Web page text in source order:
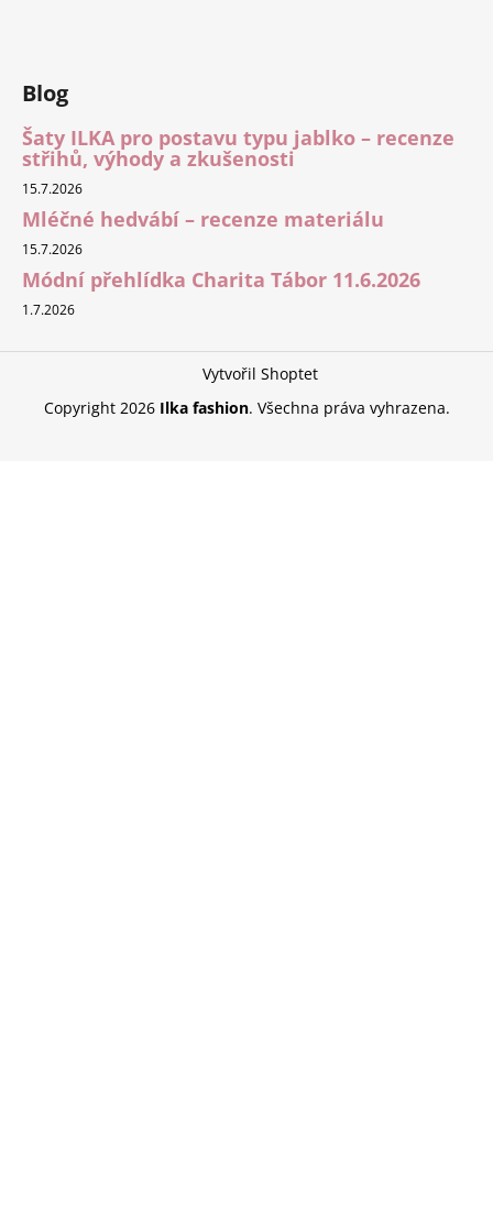
Blog
Šaty ILKA pro postavu typu jablko – recenze
střihů, výhody a zkušenosti
15.7.2026
Mléčné hedvábí – recenze materiálu
15.7.2026
Módní přehlídka Charita Tábor 11.6.2026
1.7.2026
Vytvořil Shoptet
Copyright 2026 Ilka fashion. Všechna práva vyhrazena.